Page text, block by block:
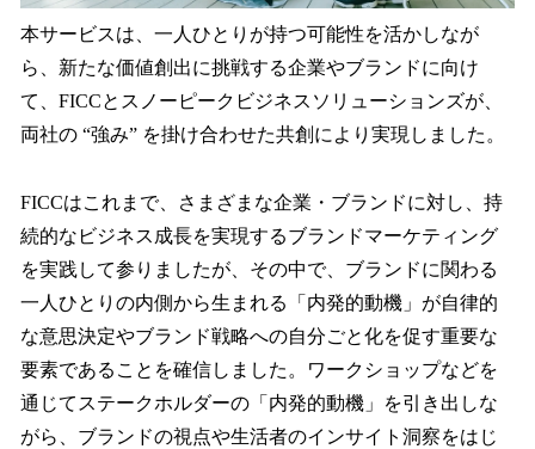
本サービスは、一人ひとりが持つ可能性を活かしなが
ら、新たな価値創出に挑戦する企業やブランドに向け
て、FICCとスノーピークビジネスソリューションズが、
両社の “強み” を掛け合わせた共創により実現しました。
FICCはこれまで、さまざまな企業・ブランドに対し、持
続的なビジネス成長を実現するブランドマーケティング
を実践して参りましたが、その中で、ブランドに関わる
一人ひとりの内側から生まれる「内発的動機」が自律的
な意思決定やブランド戦略への自分ごと化を促す重要な
要素であることを確信しました。ワークショップなどを
通じてステークホルダーの「内発的動機」を引き出しな
がら、ブランドの視点や生活者のインサイト洞察をはじ